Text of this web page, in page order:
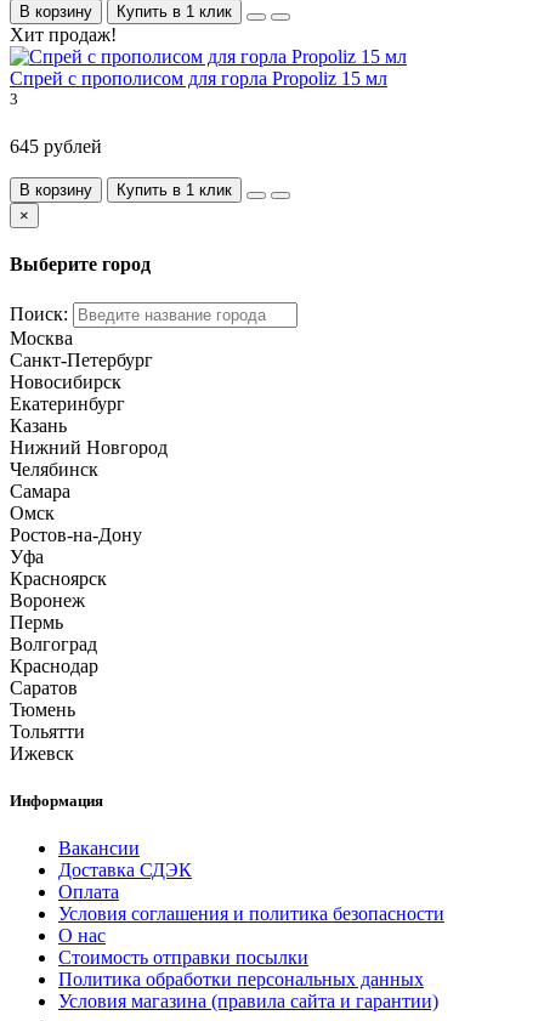
В корзину Купить в 1 клик
Хит продаж!
Спрей с прополисом для горла Propoliz 15 мл
3
645 рублей
В корзину
Купить в 1 клик
×
Выберите город
Поиск:
Москва
Санкт-Петербург
Новосибирск
Екатеринбург
Казань
Нижний Новгород
Челябинск
Самара
Омск
Ростов-на-Дону
Уфа
Красноярск
Воронеж
Пермь
Волгоград
Краснодар
Саратов
Тюмень
Тольятти
Ижевск
Информация
Вакансии
Доставка СДЭК
Оплата
Условия соглашения и политика безопасности
О нас
Стоимость отправки посылки
Политика обработки персональных данных
Условия магазина (правила сайта и гарантии)